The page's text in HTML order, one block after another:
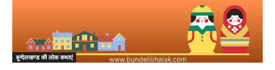
बुन्देलखण्ड की लोक कथाएं